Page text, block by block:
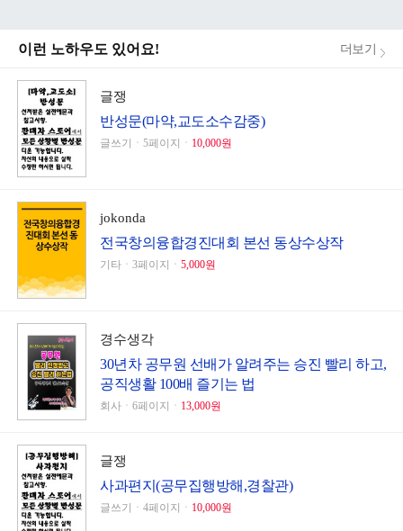
이런 노하우도 있어요! 더보기
글쟁
반성문(마약,교도소수감중)
글쓰기ㆍ5페이지ㆍ 10,000원
jokonda
전국창의융합경진대회 본선 동상수상작
기타ㆍ3페이지ㆍ 5,000원
경수생각
30년차 공무원 선배가 알려주는 승진 빨리 하고,
공직생활 100배 즐기는 법
회사ㆍ6페이지ㆍ 13,000원
글쟁
사과편지(공무집행방해,경찰관)
글쓰기ㆍ4페이지ㆍ 10,000원